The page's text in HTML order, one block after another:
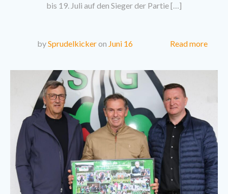
bis 19. Juli auf den Sieger der Partie […]
bySprudelkickeron Juni 16 Read more